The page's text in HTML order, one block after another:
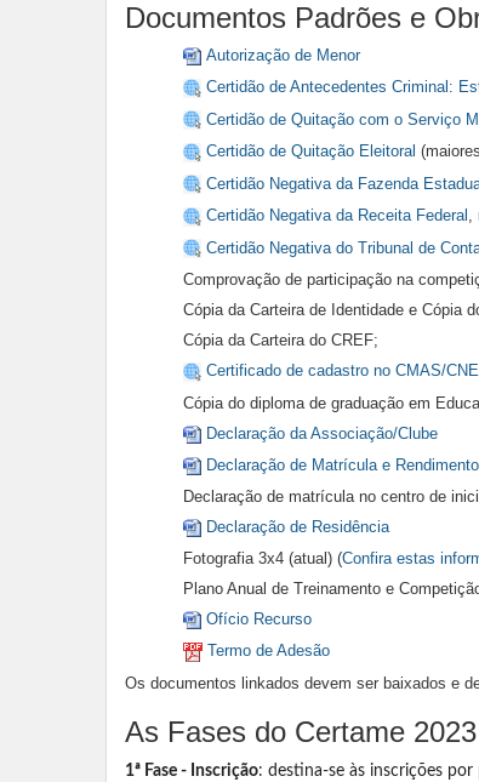
Documentos Padrões e
Autorização de Menor
Certidão de Antecedentes Criminal:
Certidão de Quitação com o Serviço
Certidão de Quitação Eleitoral
Certidão Negativa da Fazenda
Certidão Negativa da Receita Federal ,
Certidão Negativa do Tribunal de
Comprovação de participação na
Cópia da Carteira de Identidade e Cópia
Cópia da Carteira do CREF;
Certificado de cadastro no CMAS/
Cópia do diploma de graduação em
Declaração da Associação/Clube
Declaração de Matrícula e
Declaração de matrícula no centro de
Declaração de Residência
Fotografia 3x4 (atual) (Confira estas
Plano Anual de Treinamento e
Ofício Recurso
Termo de Adesão
Os documentos linkados devem ser baixados e
As Fases do Certame 2023
1ª Fase - Inscrição: destina-se às inscrições